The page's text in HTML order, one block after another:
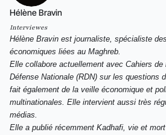
Hélène Bravin
Interviewes
Hélène Bravin est journaliste, spécialiste
économiques liées au Maghreb.
Elle collabore actuellement avec Cahiers de
Défense Nationale (RDN) sur les questions
fait également de la veille économique et
multinationales. Elle intervient aussi très
médias.
Elle a publié récemment Kadhafi, vie et